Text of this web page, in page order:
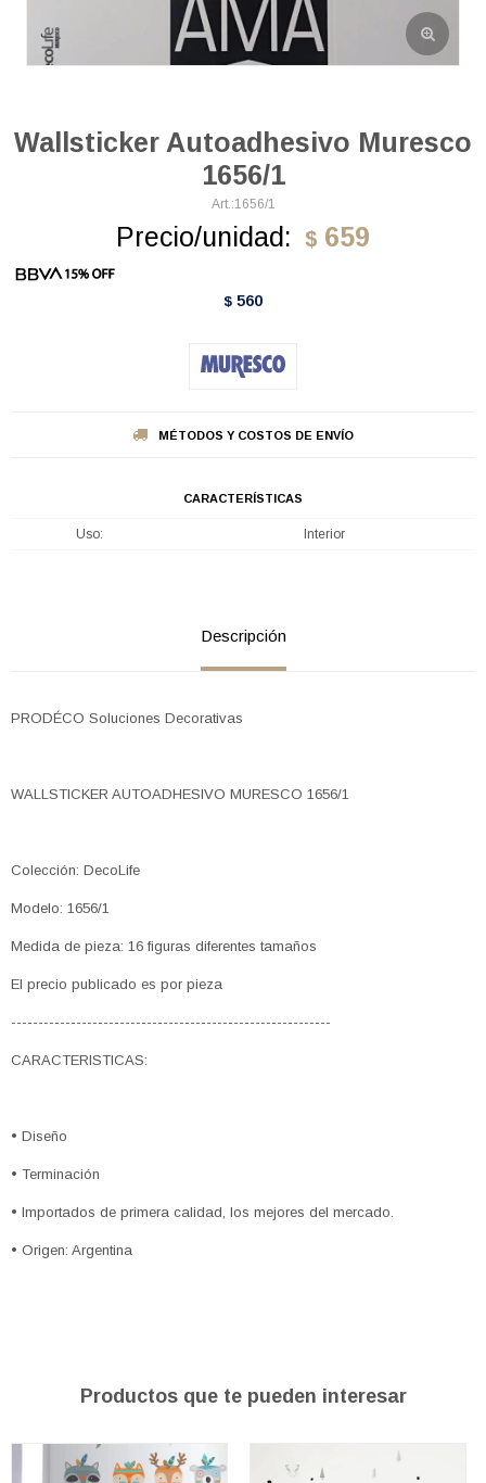
Wallsticker Autoadhesivo Muresco
1656/1
1656/1
Precio/unidad: $ 659
$ 560
MÉTODOS Y COSTOS DE ENVÍO
CARACTERÍSTICAS
Uso Interior
Descripción
PRODÉCO Soluciones Decorativas
WALLSTICKER AUTOADHESIVO MURESCO 1656/1
Colección: DecoLife
Modelo: 1656/1
Medida de pieza: 16 figuras diferentes tamaños
El precio publicado es por pieza
-----------------------------------------------------------
CARACTERISTICAS:
• Diseño
• Terminación
• Importados de primera calidad, los mejores del mercado.
• Origen: Argentina
Productos que te pueden interesar